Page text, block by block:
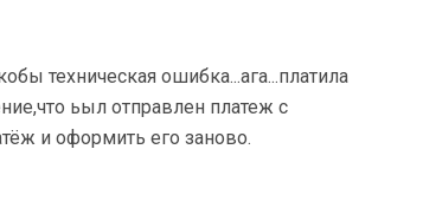
техническая ошибка...ага...платила
ьыл отправлен платеж с
и оформить его заново.